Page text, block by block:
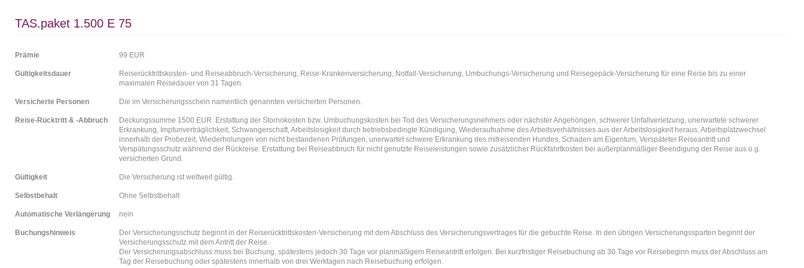
TAS.paket 1.500 E 75
Prämie 99 EUR
Gültigkeitsdauer
Reiserücktrittskosten- und Reiseabbruch-Versicherung, Reise-Krankenversicherung, Notfall-Versicherung, Umbuchungs-Versicherung und Reisegepäck-Versicherung für eine Reise bis zu einer
maximalen Reisedauer von 31 Tagen.
Versicherte Personen Die im Versicherungsschein namentlich genannten versicherten Personen.
Reise-Rücktritt & -Abbruch
Deckungssumme 1500 EUR. Erstattung der Stornokosten bzw. Umbuchungskosten bei Tod des Versicherungsnehmers oder nächster Angehörigen, schwerer Unfallverletzung, unerwartete schwerer
Erkrankung, Impfunverträglichkeit, Schwangerschaft, Arbeitslosigkeit durch betriebsbedingte Kündigung, Wiederaufnahme des Arbeitsverhältnisses aus der Arbeitslosigkeit heraus, Arbeitsplatzwechsel
innerhalb der Probezeit, Wiederholungen von nicht bestandenen Prüfungen, unerwartet schwere Erkrankung des mitreisenden Hundes, Schaden am Eigentum, Verspäteter Reiseantritt und
Verspätungsschutz während der Rückreise. Erstattung bei Reiseabbruch für nicht genutzte Reiseleistungen sowie zusätzlicher Rückfahrtkosten bei außerplanmäßiger Beendigung der Reise aus o.g.
versicherten Grund.
Gültigkeit Die Versicherung ist weltweit gültig.
Selbstbehalt Ohne Selbstbehalt
Automatische Verlängerung nein
Buchungshinweis
Der Versicherungsschutz beginnt in der Reiserücktrittskosten-Versicherung mit dem Abschluss des Versicherungsvertrages für die gebuchte Reise. In den übrigen Versicherungssparten beginnt der
Versicherungsschutz mit dem Antritt der Reise.
Der Versicherungsabschluss muss bei Buchung, spätestens jedoch 30 Tage vor planmäßigem Reiseantritt erfolgen. Bei kurzfristiger Reisebuchung ab 30 Tage vor Reisebeginn muss der Abschluss am
Tag der Reisebuchung oder spätestens innerhalb von drei Werktagen nach Reisebuchung erfolgen.